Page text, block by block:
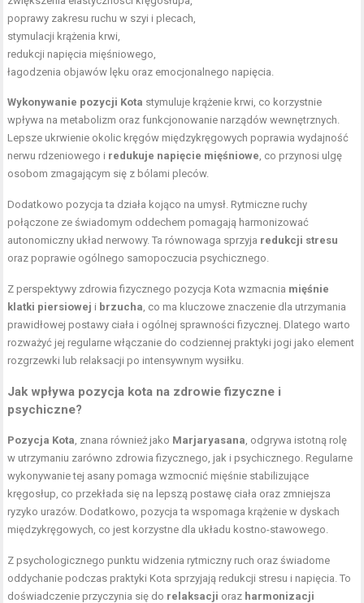
poprawy zakresu ruchu w szyi i plecach,
stymulacji krążenia krwi,
redukcji napięcia mięśniowego,
łagodzenia objawów lęku oraz emocjonalnego napięcia.
Wykonywanie pozycji Kota stymuluje krążenie krwi, co korzystnie
wpływa na metabolizm oraz funkcjonowanie narządów wewnętrznych.
Lepsze ukrwienie okolic kręgów międzykręgowych poprawia wydajność
nerwu rdzeniowego i redukuje napięcie mięśniowe , co przynosi ulgę
osobom zmagającym się z bólami pleców.
Dodatkowo pozycja ta działa kojąco na umysł. Rytmiczne ruchy
połączone ze świadomym oddechem pomagają harmonizować
autonomiczny układ nerwowy. Ta równowaga sprzyja redukcji stresu
oraz poprawie ogólnego samopoczucia psychicznego.
Z perspektywy zdrowia fizycznego pozycja Kota wzmacnia mięśnie
klatki piersiowej i brzucha , co ma kluczowe znaczenie dla utrzymania
prawidłowej postawy ciała i ogólnej sprawności fizycznej. Dlatego warto
rozważyć jej regularne włączanie do codziennej praktyki jogi jako element
rozgrzewki lub relaksacji po intensywnym wysiłku.
Jak wpływa pozycja kota na zdrowie fizyczne i
psychiczne?
Pozycja Kota , znana również jako Marjaryasana , odgrywa istotną rolę
w utrzymaniu zarówno zdrowia fizycznego, jak i psychicznego. Regularne
wykonywanie tej asany pomaga wzmocnić mięśnie stabilizujące
kręgosłup, co przekłada się na lepszą postawę ciała oraz zmniejsza
ryzyko urazów. Dodatkowo, pozycja ta wspomaga krążenie w dyskach
międzykręgowych, co jest korzystne dla układu kostno-stawowego.
Z psychologicznego punktu widzenia rytmiczny ruch oraz świadome
oddychanie podczas praktyki Kota sprzyjają redukcji stresu i napięcia. To
doświadczenie przyczynia się do relaksacji oraz harmonizacji